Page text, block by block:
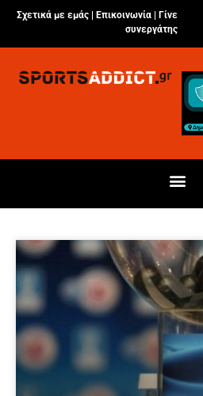
Σχετικά με εμάς | Επικοινωνία
Γίνε
συνεργάτης